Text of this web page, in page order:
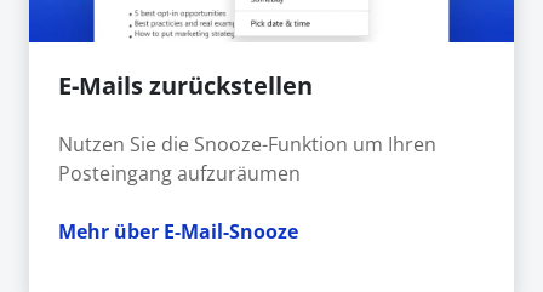
E-Mails zurückstellen
Nutzen Sie die Snooze-Funktion um Ihren
Posteingang aufzuräumen
Mehr über E-Mail-Snooze